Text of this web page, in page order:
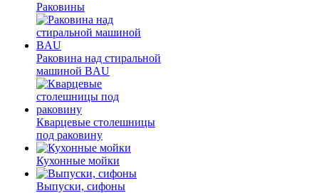
Раковины
Раковина над стиральной
машиной BAU
Кварцевые столешницы
под раковину
Кухонные мойки
Выпуски, сифоны